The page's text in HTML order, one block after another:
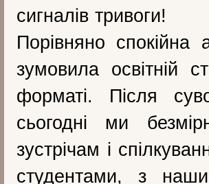
сигналів тривоги!
Порівняно
зумовила освітній
форматі. Після
сьогодні ми
зустрічам і
студентами, з